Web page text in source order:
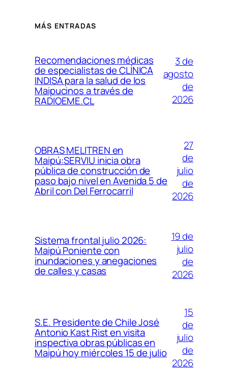
MÁS ENTRADAS
Recomendaciones médicas
de especialistas de CLÍNICA
INDISA para la salud de los
Maipucinos a través de
RADIOEME.CL
3 de
agosto
de
2026
OBRAS MELITREN en
Maipú:SERVIU inicia obra
pública de construcción de
paso bajo nivel en Avenida 5 de
Abril con Del Ferrocarril
27
de
julio
de
2026
Sistema frontal julio 2026:
Maipú Poniente con
inundaciones y anegaciones
de calles y casas
19 de
julio
de
2026
S.E. Presidente de Chile José
Antonio Kast Rist en visita
inspectiva obras públicas en
Maipú hoy miércoles 15 de julio
15
de
julio
de
2026